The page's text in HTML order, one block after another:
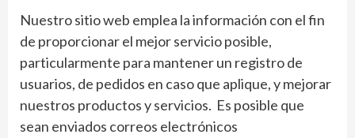
Nuestro sitio web emplea la información con el fin
de proporcionar el mejor servicio posible,
particularmente para mantener un registro de
usuarios, de pedidos en caso que aplique, y mejorar
nuestros productos y servicios. Es posible que
sean enviados correos electrónicos